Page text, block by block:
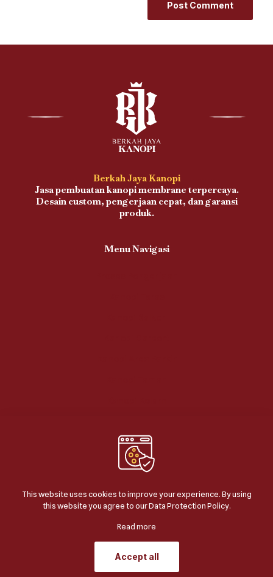
Berkah Jaya Kanopi
Jasa pembuatan kanopi membrane terpercaya.
Desain custom, pengerjaan cepat, dan garansi
produk.
Menu Navigasi
BERKAH JAYA KANOPI
| ALL RIGHTS
RESERVED | POWERED BYJASA SEO GOOGLE
This website uses cookies to improve your experience. By using
this website you agree to ourData Protection Policy.
Read more
Accept all